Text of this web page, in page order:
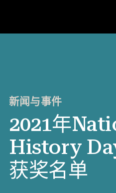
教师资源
新闻与事件
关于 NHD
新闻与事件
2021年
History
获奖名单